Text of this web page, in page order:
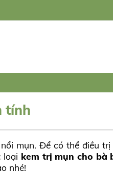
tính
mụn. Để có thể điều
loại kem trị mụn cho bà
nhé!